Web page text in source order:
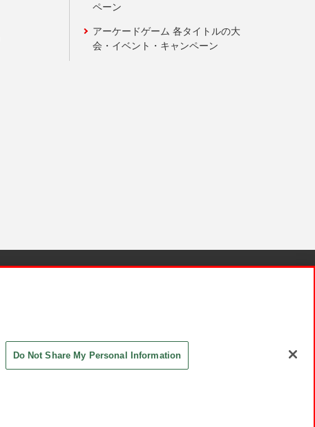
ペーン
アーケードゲーム 各タイトルの大
会・イベント・キャンペーン
Do Not Share My Personal Information